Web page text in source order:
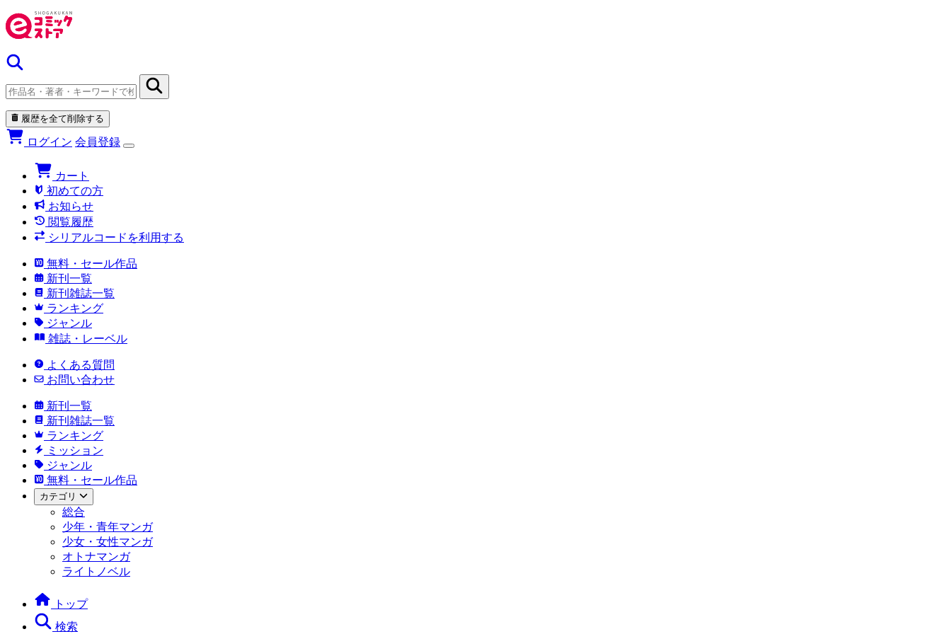
履歴を全て削除する
ログイン 会員登録
カート
初めての方
お知らせ
閲覧履歴
シリアルコードを利用する
無料・セール作品
新刊一覧
新刊雑誌一覧
ランキング
ジャンル
雑誌・レーベル
よくある質問
お問い合わせ
新刊一覧
新刊雑誌一覧
ランキング
ミッション
ジャンル
無料・セール作品
カテゴリ
総合
少年・青年マンガ
少女・女性マンガ
オトナマンガ
ライトノベル
トップ
検索